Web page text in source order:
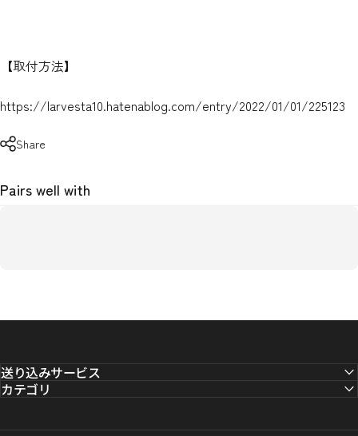
【取付方法】
https://larvesta10.hatenablog.com/entry/2022/01/01/225123
Share
Pairs well with
送り込みサービス
カテゴリ